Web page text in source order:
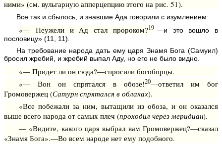
ними» (см. вульгарную апперцепцию этого на рис. 51).
Все так и сбылось, и знавшие Ада говорили с изумлением:
«— Неужели и Ад стал пророком?19 —и это вошло в
пословицу» (11, 11).
На требование народа дать ему царя Знамя Бога (Самуил)
бросил жребий, и жребий выпал Аду, но его не было видно.
«— Придет ли он сюда?—спросили богоборцы.
«— Вон он спрятался в обозе!20—ответил им бог
Громовержец (Сатурн спрятался в облаках).
«Все побежали за ним, вытащили из обоза, и он оказался
выше всего народа от самых плеч (проходил через меридиан).
— «Видите, какого царя выбрал вам Громовержец?—сказал
«Знамя Бога».—Во всем народе нет ему подобного.